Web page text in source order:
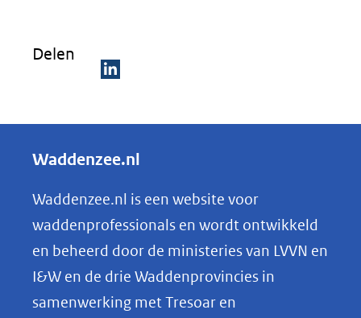
Delen
e
e
n
o
p
Waddenzee.nl
Waddenzee.nl is een website voor
waddenprofessionals en wordt ontwikkeld
en beheerd door de ministeries van LVVN en
I&W en de drie Waddenprovincies in
samenwerking met Tresoar en